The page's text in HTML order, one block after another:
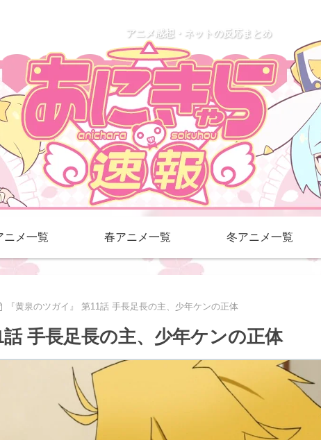
アニメ感想・ネットの反応まとめ
ニメ一覧 春アニメ一覧 冬アニメ一覧
『黄泉のツガイ』 第11話 手長足長の主、少年ケンの正体
話 手長足長の主、少年ケンの正体